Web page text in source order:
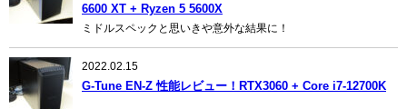
6600 XT + Ryzen 5 5600X
ミドルスペックと思いきや意外な結果に！
2022.02.15
G-Tune EN-Z 性能レビュー！RTX3060 + Core i7-12700K